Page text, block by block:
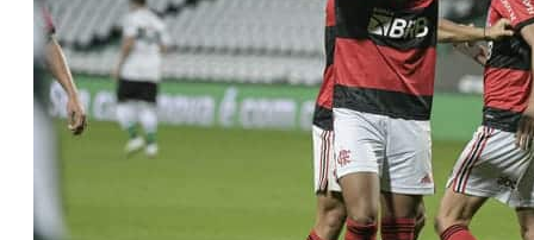
Copa América